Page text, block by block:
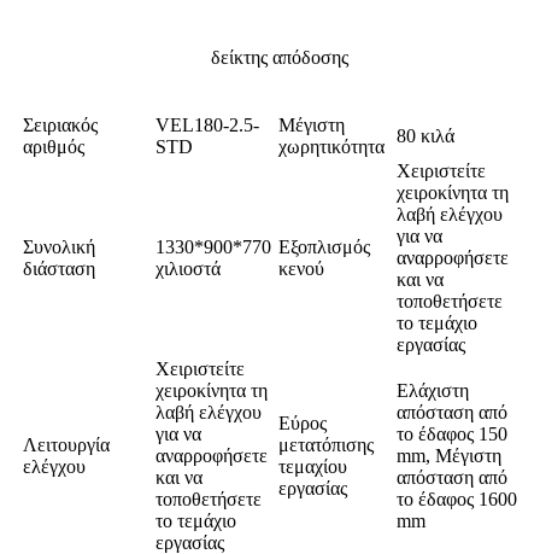
δείκτης απόδοσης
Σειριακός
αριθμός
VEL180-2.5-
STD
Μέγιστη
χωρητικότητα
80 κιλά
Συνολική
διάσταση
1330*900*770
χιλιοστά
Εξοπλισμός
κενού
Χειριστείτε
χειροκίνητα τη
λαβή ελέγχου
για να
αναρροφήσετε
και να
τοποθετήσετε
το τεμάχιο
εργασίας
Λειτουργία
ελέγχου
Χειριστείτε
χειροκίνητα τη
λαβή ελέγχου
για να
αναρροφήσετε
και να
τοποθετήσετε
το τεμάχιο
εργασίας
Εύρος
μετατόπισης
τεμαχίου
εργασίας
Ελάχιστη
απόσταση από
το έδαφος 150
mm, Μέγιστη
απόσταση από
το έδαφος 1600
mm